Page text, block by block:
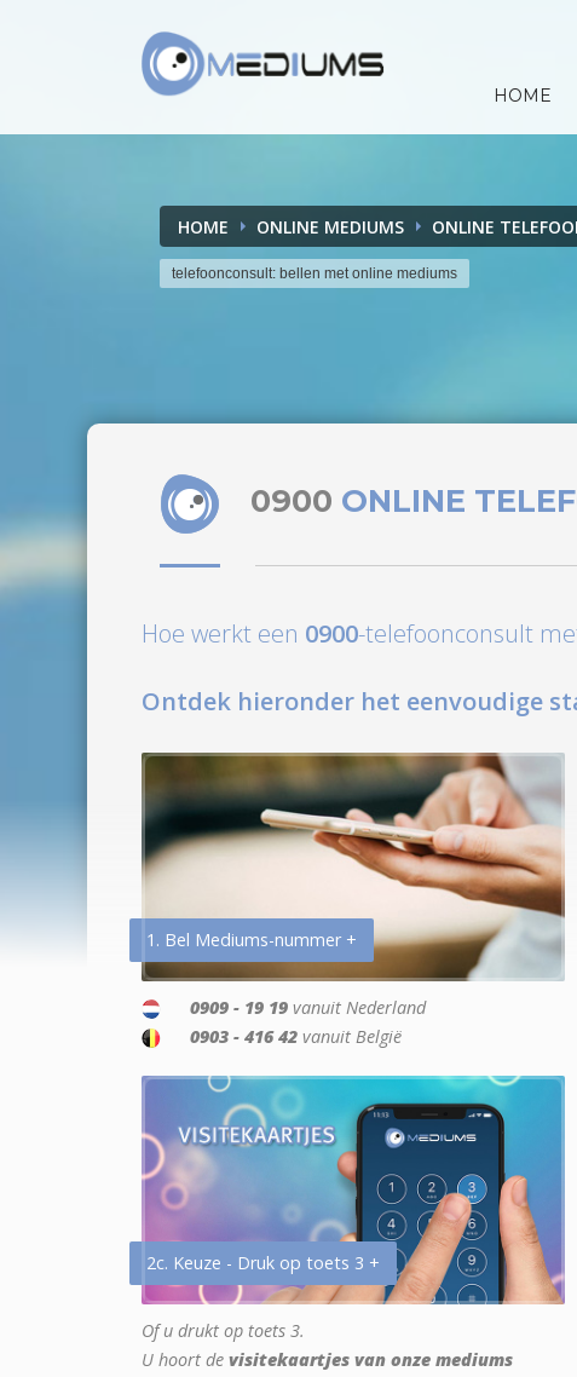
HOME
HOME ONLINE MEDIUMS ONLINE
telefoonconsult: bellen met online mediums
0900 ONLINE
Hoe werkt een 0900-telefoonconsult
Ontdek hieronder het eenvoudige
1. Bel Mediums-nummer +
0909 - 19 19 vanuit Nederland
0903 - 416 42 vanuit België
2c. Keuze - Druk op toets 3 +
Of u drukt op toets 3.
U hoort de visitekaartjes van onze mediums